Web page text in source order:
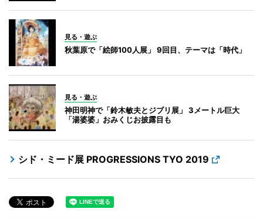
見る・遊ぶ
秋葉原で「絵師100人展」 9回目、テーマは「時代」
見る・遊ぶ
神田明神で「鈴木敏夫とジブリ展」 3メートル巨大
「湯婆婆」おみくじお披露目も
シド・ミード展 PROGRESSIONS TYO 2019